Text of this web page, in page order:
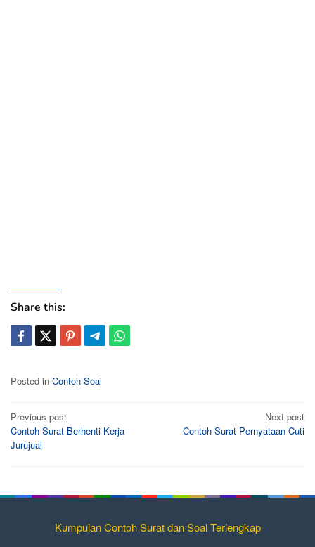
Share this:
Posted in Contoh Soal
Post
navigation
Previous post
Contoh Surat Berhenti Kerja
Jurujual
Next post
Contoh Surat Pernyataan Cuti
Kumpulan Contoh Surat dan Soal Terlengkap